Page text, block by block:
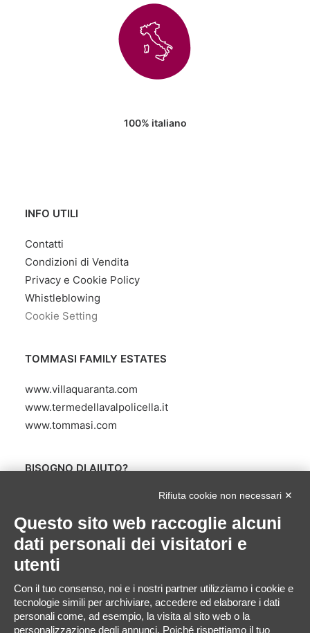
100% italiano
INFO UTILI
Contatti
Condizioni di Vendita
Privacy e Cookie Policy
Whistleblowing
Cookie Setting
TOMMASI FAMILY ESTATES
www.villaquaranta.com
www.termedellavalpolicella.it
www.tommasi.com
BISOGNO DI AIUTO?
scrivendo a
servizioclienti@villaquarantashop.com
Villa Quaranta Park Srl P.IVA 01283500237 REA VR
0171865 C.S. 105.000 Euro
Rifiuta cookie non necessari ✕
Questo sito web raccoglie alcuni
dati personali dei visitatori e
utenti
Con il tuo consenso, noi e i nostri partner utilizziamo i cookie e
tecnologie simili per archiviare, accedere ed elaborare i dati
personali come, ad esempio, la visita al sito web o la
personalizzazione degli annunci. Poiché rispettiamo il tuo